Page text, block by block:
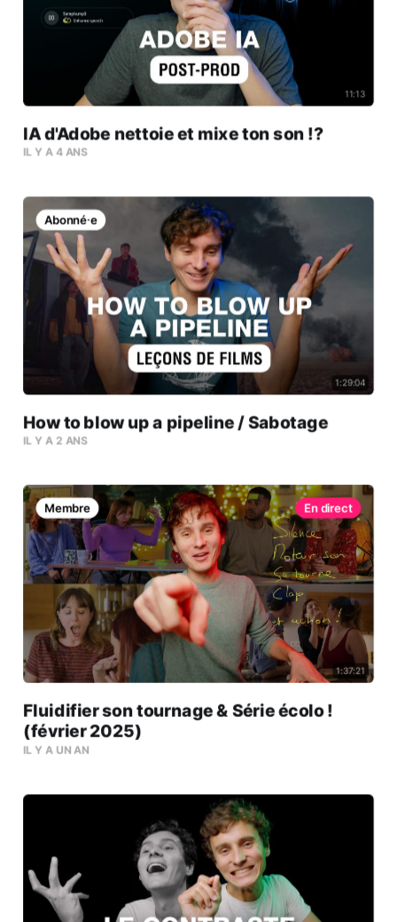
11:13
IA d'Adobe nettoie et mixe ton son !?
IL Y A 4 ANS
1:29:04
Abonné⸱e
How to blow up a pipeline / Sabotage
IL Y A 2 ANS
1:37:21
Membre
Fluidifier son tournage & Série écolo !
(février 2025)
IL Y A UN AN